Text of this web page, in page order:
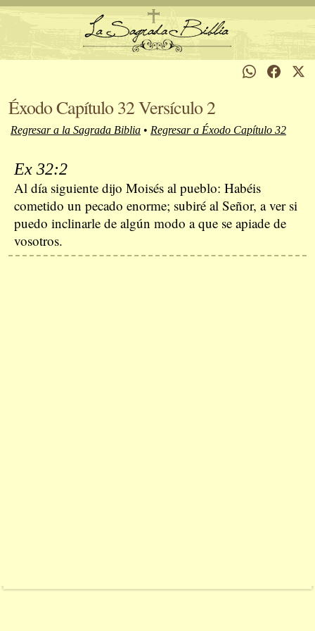
Éxodo Capítulo 32 Versículo 2
Regresar a la Sagrada Biblia • Regresar a Éxodo Capítulo 32
Ex 32:2
Al día siguiente dijo Moisés al pueblo: Habéis
cometido un pecado enorme; subiré al Señor, a ver si
puedo inclinarle de algún modo a que se apiade de
vosotros.